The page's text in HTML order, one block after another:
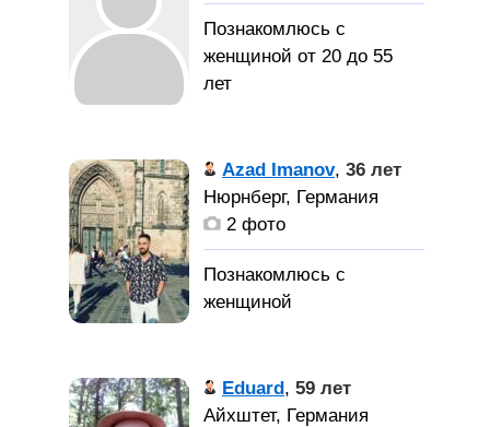
Познакомлюсь с
женщиной от 20 до 55
лет
симпатичной, не глупой
девушкой для серьёзных
отношений.
Симпатичный, стройный
глупой девушкой для
серьёзных отношений.
Azad Imanov, 36 лет
Нюрнберг, Германия
2 фото
знакомство
Eduard, 59 лет
Айхштет, Германия